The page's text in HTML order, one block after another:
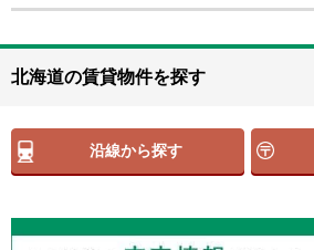
北海道の賃貸物件を探す
沿線から探す